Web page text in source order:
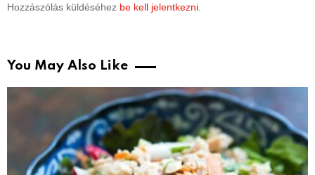
Hozzászólás küldéséhez be kell jelentkezni.
You May Also Like